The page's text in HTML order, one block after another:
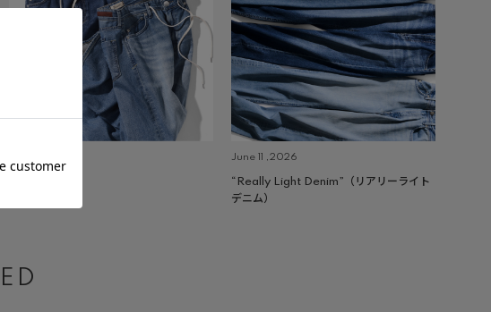
June 11 ,2026
“Really Light Denim”（リアリーライト
デニム）